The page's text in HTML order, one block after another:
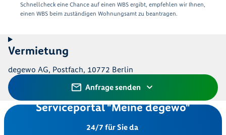
Schnellcheck eine Chance auf einen WBS ergibt, empfehlen wir Ihnen,
einen WBS beim zuständigen Wohnungsamt zu beantragen.
Vermietung
degewo AG, Postfach, 10772 Berlin
Anfrage senden
Serviceportal "Meine degewo"
24/7 für Sie da